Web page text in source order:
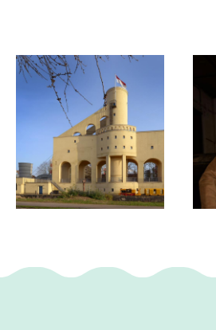
Sinds kort kun je ook een
bovenverdieping.